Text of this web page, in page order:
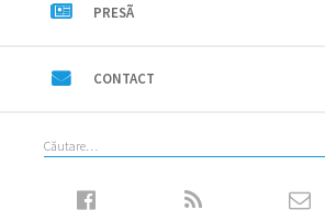
PRESÃ
CONTACT
Caută